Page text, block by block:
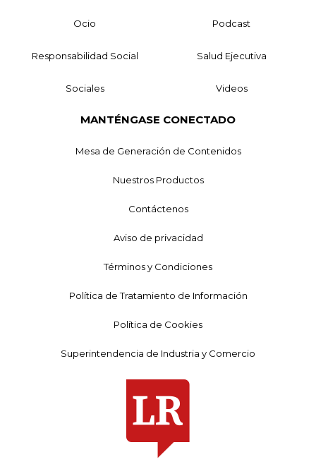
Ocio Podcast
Responsabilidad Social Salud Ejecutiva
Sociales Videos
MANTÉNGASE CONECTADO
Mesa de Generación de Contenidos
Nuestros Productos
Contáctenos
Aviso de privacidad
Términos y Condiciones
Política de Tratamiento de Información
Política de Cookies
Superintendencia de Industria y Comercio